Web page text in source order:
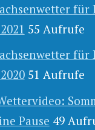
für
55 Aufrufe
für
51 Aufrufe
Pause 49